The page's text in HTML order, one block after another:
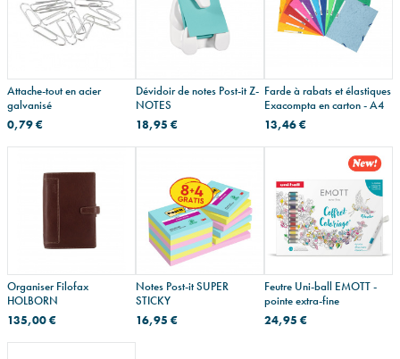
Attache-tout en acier
galvanisé
0,79 €
Dévidoir de notes Post-it Z-
NOTES
18,95 €
Farde à rabats et élastiques
Exacompta en carton - A4
13,46 €
Organiser Filofax
HOLBORN
135,00 €
Notes Post-it SUPER
STICKY
16,95 €
Feutre Uni-ball EMOTT -
pointe extra-fine
24,95 €